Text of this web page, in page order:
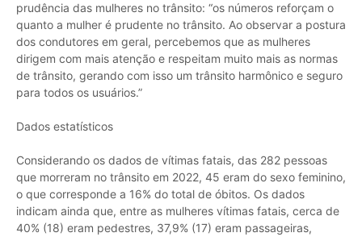
prudência das mulheres no trânsito: “os números reforçam o
quanto a mulher é prudente no trânsito. Ao observar a postura
dos condutores em geral, percebemos que as mulheres
dirigem com mais atenção e respeitam muito mais as normas
de trânsito, gerando com isso um trânsito harmônico e seguro
para todos os usuários.”
Dados estatísticos
Considerando os dados de vítimas fatais, das 282 pessoas
que morreram no trânsito em 2022, 45 eram do sexo feminino,
o que corresponde a 16% do total de óbitos. Os dados
indicam ainda que, entre as mulheres vítimas fatais, cerca de
40% (18) eram pedestres, 37,9% (17) eram passageiras,